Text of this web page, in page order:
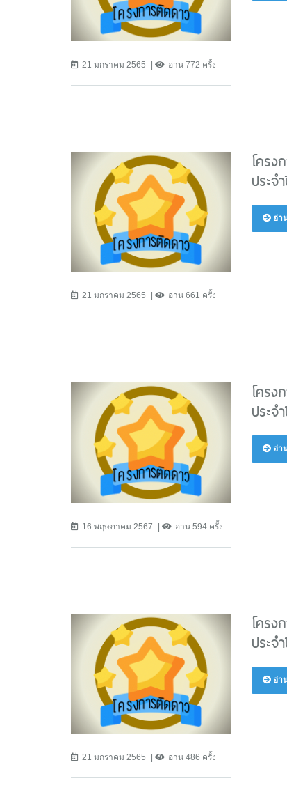
21 มกราคม 2565 อ่าน 772 ครั้ง
21 มกราคม 2565 อ่าน 661 ครั้ง
โครง
ประจ
อ่า
16 พฤษภาคม 2567 อ่าน 594 ครั้ง
โครง
ประจ
อ่า
21 มกราคม 2565 อ่าน 486 ครั้ง
โครง
ประจ
อ่า